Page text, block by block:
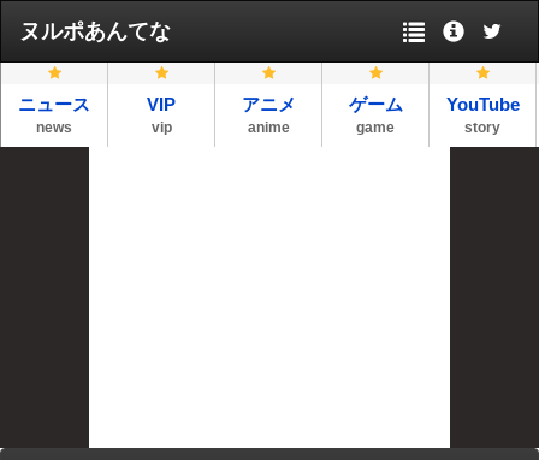
ヌルポあんてな
ニュース
news
VIP
vip
アニメ
anime
ゲーム
game
YouTube
story